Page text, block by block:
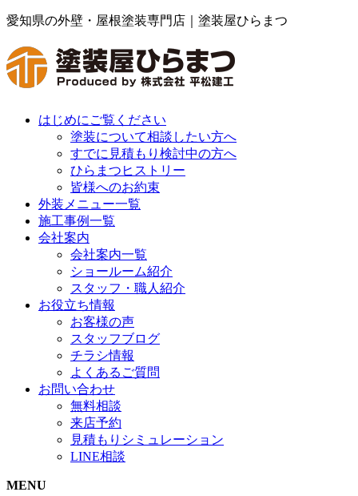
愛知県の外壁・屋根塗装専門店｜塗装屋ひらまつ
はじめにご覧ください
塗装について相談したい方へ
すでに見積もり検討中の方へ
ひらまつヒストリー
皆様へのお約束
外装メニュー一覧
施工事例一覧
会社案内
会社案内一覧
ショールーム紹介
スタッフ・職人紹介
お役立ち情報
お客様の声
スタッフブログ
チラシ情報
よくあるご質問
お問い合わせ
無料相談
来店予約
見積もりシミュレーション
LINE相談
MENU